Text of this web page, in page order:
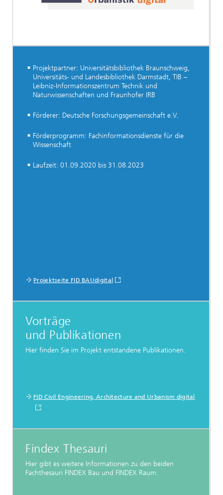
Projektpartner: Universitätsbibliothek Braunschweig,
Universitäts- und Landesbibliothek Darmstadt, TIB –
Leibniz-Informationszentrum Technik und
Naturwissenschaften und Fraunhofer IRB
Förderer: Deutsche Forschungsgemeinschaft e.V.
Förderprogramm: Fachinformationsdienste für die
Wissenschaft
Laufzeit: 01.09.2020 bis 31.08.2023
Projektseite FID BAUdigital
Vorträge
und Publikationen
Hier finden Sie im Projekt entstandene Publikationen.
FID Civil Engineering, Architecture and Urbanism digital
Findex Thesauri
Hier gibt es weitere Informationen zu den beiden
Fachthesauri FINDEX Bau und FINDEX Raum.